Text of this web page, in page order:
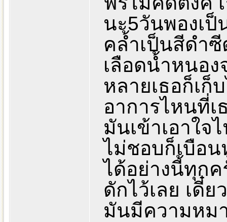
นะ5วันพองเป็
คล้ำเป็นสีดำ
เลือดน้ำหนอ
หลายเธอก็เก็
อาการไหนที่เ
มันเข้าเอาใจ
ไม่ชอบก็เบือ
ได้อย่างนี้ทุกค
ดักไว้เลย เดี๋
มันมีความหม